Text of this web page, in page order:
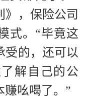
，保险公司
式。“毕竟这
受的，还可以
解自己的公
赚吆喝了。”